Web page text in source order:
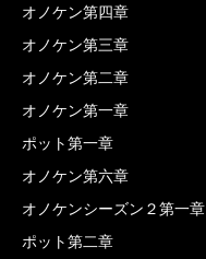
オノケン第四章
オノケン第三章
オノケン第二章
オノケン第一章
ポット第一章
オノケン第六章
オノケンシーズン２第一章
ポット第二章